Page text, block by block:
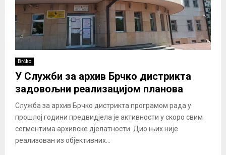
Brčko
У Служби за архив Брчко дистрикта
задовољни реализацијом планова
Служба за архив Брчко дистрикта програмом рада у
прошлој години предвидјела је активности у скоро свим
сегментимa архивске дјелатности. Дио њих није
реализован из објективних...